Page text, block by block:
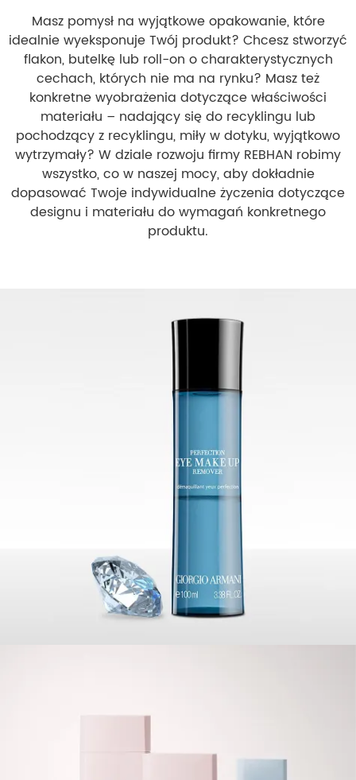
Masz pomysł na wyjątkowe opakowanie, które
idealnie wyeksponuje Twój produkt? Chcesz stworzyć
flakon, butelkę lub roll-on o charakterystycznych
cechach, których nie ma na rynku? Masz też
konkretne wyobrażenia dotyczące właściwości
materiału – nadający się do recyklingu lub
pochodzący z recyklingu, miły w dotyku, wyjątkowo
wytrzymały? W dziale rozwoju firmy REBHAN robimy
wszystko, co w naszej mocy, aby dokładnie
dopasować Twoje indywidualne życzenia dotyczące
designu i materiału do wymagań konkretnego
produktu.